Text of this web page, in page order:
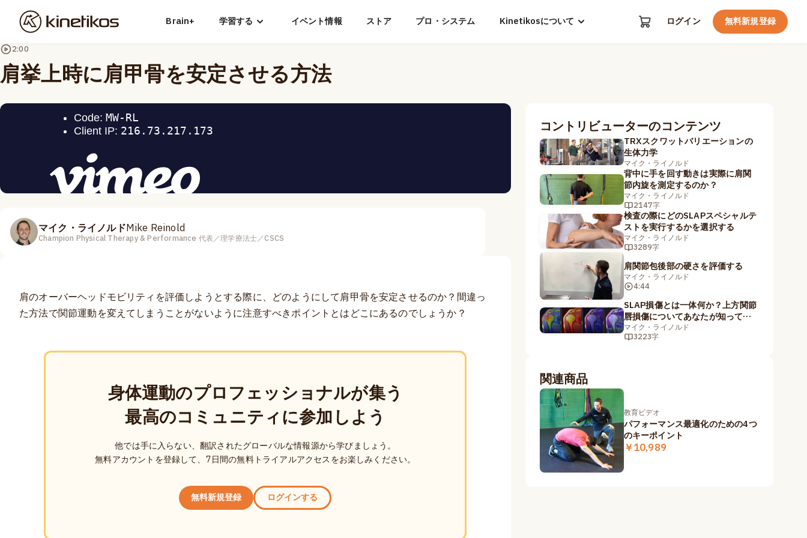
Brain+ 学習する イベント情報 ストア プロ・システム Kinetikosについて ログイン 無料新規登録
2:00
肩挙上時に肩甲骨を安定させる方法
マイク・ライノルドMike Reinold
Champion Physical Therapy & Performance 代表／理学療法士／CSCS
肩のオーバーヘッドモビリティを評価しようとする際に、どのようにして肩甲骨を安定させるのか？間違っ
た方法で関節運動を変えてしまうことがないように注意すべきポイントとはどこにあるのでしょうか？
身体運動のプロフェッショナルが集う
最高のコミュニティに参加しよう
他では手に入らない、翻訳されたグローバルな情報源から学びましょう。
無料アカウントを登録して、7日間の無料トライアルアクセスをお楽しみください。
無料新規登録 ログインする
コントリビューターのコンテンツ
TRXスクワットバリエーションの
生体力学
マイク・ライノルド
背中に手を回す動きは実際に肩関
節内旋を測定するのか？
マイク・ライノルド
2147字
検査の際にどのSLAPスペシャルテ
ストを実行するかを選択する
マイク・ライノルド
3289字
肩関節包後部の硬さを評価する
マイク・ライノルド
4:44
SLAP損傷とは一体何か？上方関節
唇損傷についてあなたが知ってお
くべきことトップ5
マイク・ライノルド
3223字
関連商品
教育ビデオ
パフォーマンス最適化のための4つ
のキーポイント
￥10,989